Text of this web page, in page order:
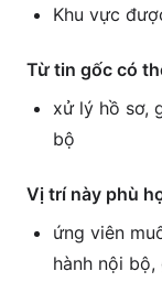
Khu vực
Từ tin gốc có
xử lý hồ sơ,
bộ
Vị trí này phù
ứng viên
hành nội